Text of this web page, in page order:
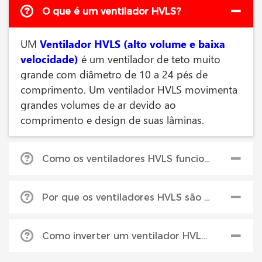
O que é um ventilador HVLS?
UM Ventilador HVLS (alto volume e baixa
velocidade) é um ventilador de teto muito
grande com diâmetro de 10 a 24 pés de
comprimento. Um ventilador HVLS movimenta
grandes volumes de ar devido ao
comprimento e design de suas lâminas.
Como os ventiladores HVLS funcionam para resfriar uma área?
Fãs HVLS
quebrar o ar úmido e acelerar a
evaporação para produzir um efeito de
aerofólio do Serco ATEC produz uma coluna de
Por que os ventiladores HVLS são mais eficientes?
Como eles cobrem mais área, eles economizam
dinheiro em comparação a ter muitos
Como inverter um ventilador HVLS aquece uma área?